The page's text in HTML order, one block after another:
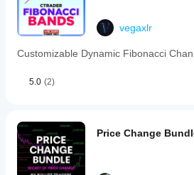
vegaxlr
Customizable Dynamic Fibonacci
5.0 (2)
Price Change